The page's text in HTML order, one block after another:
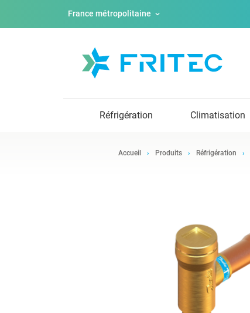
France métropolitaine
Réfrigération Climatisation
Accueil Produits Réfrigération